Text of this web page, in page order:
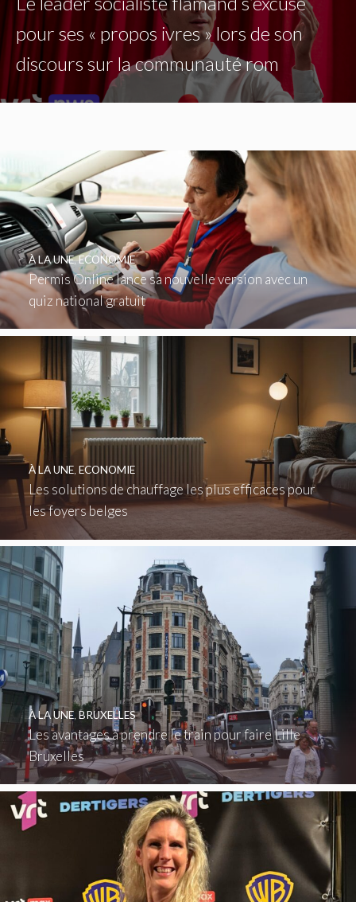
pour ses « propos ivres » lors de son
discours sur la communauté rom
Permis Online lance sa nouvelle version avec un
quiz national gratuit
À LA UNE,ECONOMIE
Les solutions de chauffage les plus efficaces pour
les foyers belges
À LA UNE, ECONOMIE
Les avantages à prendre le train pour faire Lille
Bruxelles
À LA UNE, BRUXELLES